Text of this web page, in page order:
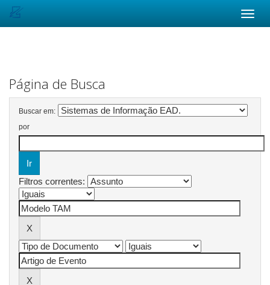
Página de Busca
Buscar em:
por
Filtros correntes: